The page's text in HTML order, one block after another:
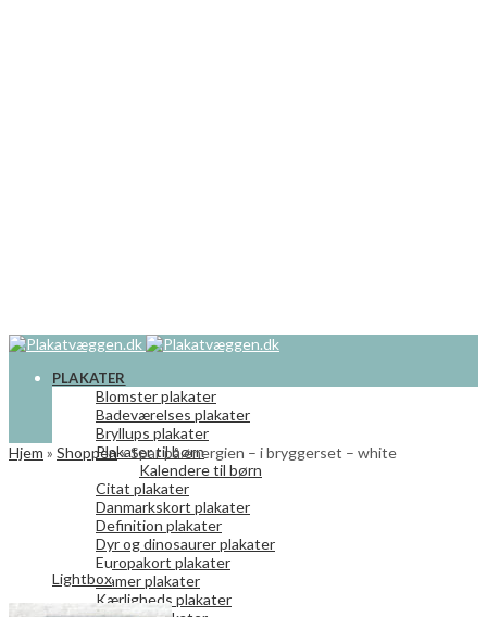
PLAKATER
Blomster plakater
Badeværelses plakater
Bryllups plakater
Plakater til børn
Kalendere til børn
Citat plakater
Danmarkskort plakater
Definition plakater
Dyr og dinosaurer plakater
Europakort plakater
Gamer plakater
Kærligheds plakater
Hjem » Shoppen»Spar på energien – i bryggerset – white
Lightbox